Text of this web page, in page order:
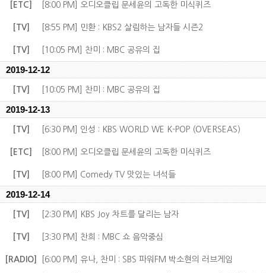
[ETC] [8:00 PM] 오디오클립 문세윤의 고독한 미식퀴즈
[TV] [8:55 PM] 민환 : KBS2 살림하는 남자들 시즌2
[TV] [10:05 PM] 찬미 : MBC 공유의 집
2019-12-12
[TV] [10:05 PM] 찬미 : MBC 공유의 집
2019-12-13
[TV] [6:30 PM] 인성 : KBS WORLD WE K-POP (OVERSEAS)
[ETC] [8:00 PM] 오디오클립 문세윤의 고독한 미식퀴즈
[TV] [8:00 PM] Comedy TV 맛있는 녀석들
2019-12-14
[TV] [2:30 PM] KBS Joy 차트를 달리는 남자
[TV] [3:30 PM] 찬희 : MBC 쇼 음악중심
[RADIO] [6:00 PM] 유나, 찬미 : SBS 파워FM 박소현의 러브게임